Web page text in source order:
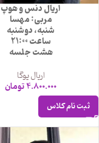
اریال دنس و هوپ
مربی: مهسا
شنبه، دوشنبه
ساعت 21:00
هشت جلسه
اریال یوگا
4.800.000تومان
ثبت نام کلاس